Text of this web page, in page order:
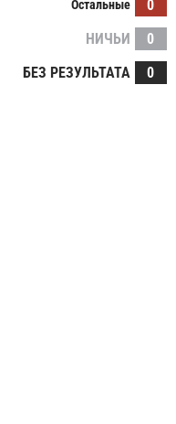
Остальные
0
НИЧЬИ
0
БЕЗ РЕЗУЛЬТАТА
0